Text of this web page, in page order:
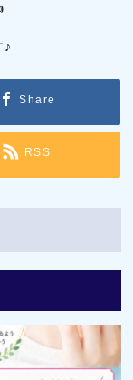
♪
Share
RSS